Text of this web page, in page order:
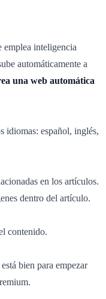
emplea inteligencia
automáticamente a
una web automática
idiomas: español, inglés,
en los artículos.
dentro del artículo.
contenido.
bien para empezar